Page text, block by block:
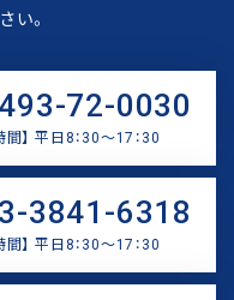
い。
72-0030
間】 平日8：30〜17：30
3841-6318
間】 平日8：30〜17：30